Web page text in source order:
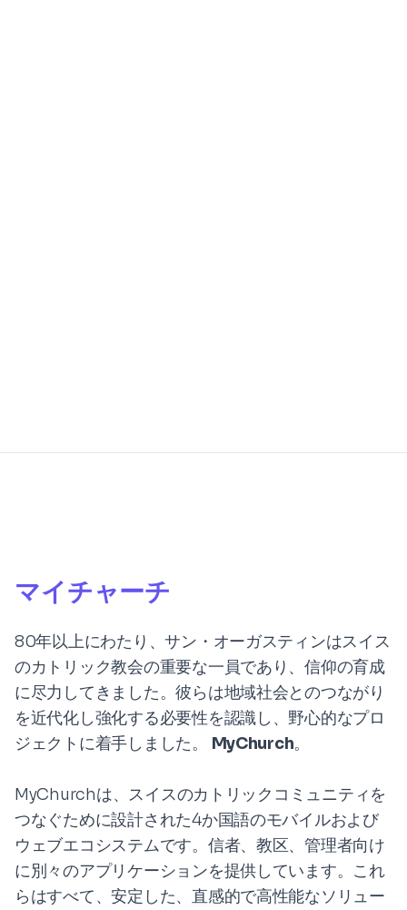
マイチャーチ
80年以上にわたり、サン・オーガスティンはスイス
のカトリック教会の重要な一員であり、信仰の育成
に尽力してきました。彼らは地域社会とのつながり
を近代化し強化する必要性を認識し、野心的なプロ
ジェクトに着手しました。 MyChurch。
MyChurchは、スイスのカトリックコミュニティを
つなぐために設計された4か国語のモバイルおよび
ウェブエコシステムです。信者、教区、管理者向け
に別々のアプリケーションを提供しています。これ
らはすべて、安定した、直感的で高性能なソリュー